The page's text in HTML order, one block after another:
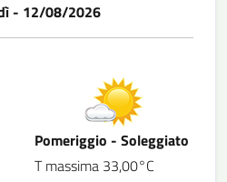
- 12/08/2026
Pomeriggio - Soleggiato
T massima 33,00°C